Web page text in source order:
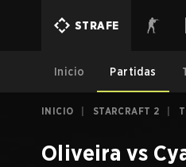
STRAFE
Inicio Partidas
INICIO STARCRAFT 2
Oliveira vs